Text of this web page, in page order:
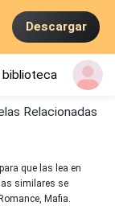
Descargar
biblioteca
Relacionadas
que las lea en
similares se
Mafia.